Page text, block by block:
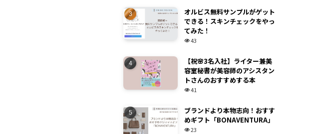
オルビス無料サンプルがゲット
できる！スキンチェックをやっ
てみた！
43
【祝🌸3名入社】ライター兼美
容室秘書が美容師のアシスタン
トさんのおすすめする本
41
ブランドより本物志向！おすす
めギフト「BONAVENTURA」
23